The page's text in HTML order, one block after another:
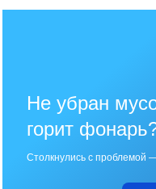
Не убран
горит
Столкнулись с проблемой